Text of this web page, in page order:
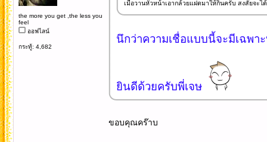
the more you get ,the less you
feel
ออฟไลน์
กระทู้: 4,682
เมื่อวานหัวหน้าเอากล้วยแฝดมาให้กินครับ สงสัยจะไ
นึกว่าความเชื่อแบบนี้จะมีเฉพา
ยินดีด้วยครับพี่เจษ
ขอบคุณคร๊าบ